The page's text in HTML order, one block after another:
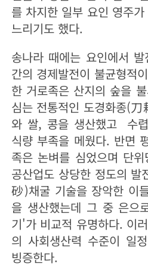
를 차지한 일부 요인 영주
느리기도 했다.
송나라 때에는 요인에서
간의 경제발전이 불균형적
한 거로족은 산지의 숲을
심는 전통적인 도경화종(
와 쌀, 콩을 생산했고 수
식량 부족을 메웠다. 반면
족은 논벼를 심었으며 단
공산업도 상당한 정도의
砂)채굴 기술을 장악한 이
을 생산했는데 그 중 은으
기'가 비교적 유명하다. 이
의 사회생산력 수준이 일
빙증한다.